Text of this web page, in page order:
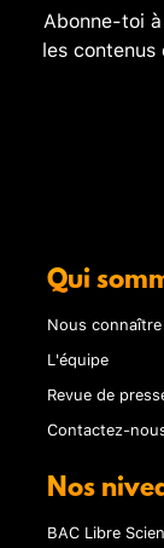
Abonne-toi
les
Qui
Nous connaître
L'équipe
Revue de
Contactez-
Nos
BAC Libre